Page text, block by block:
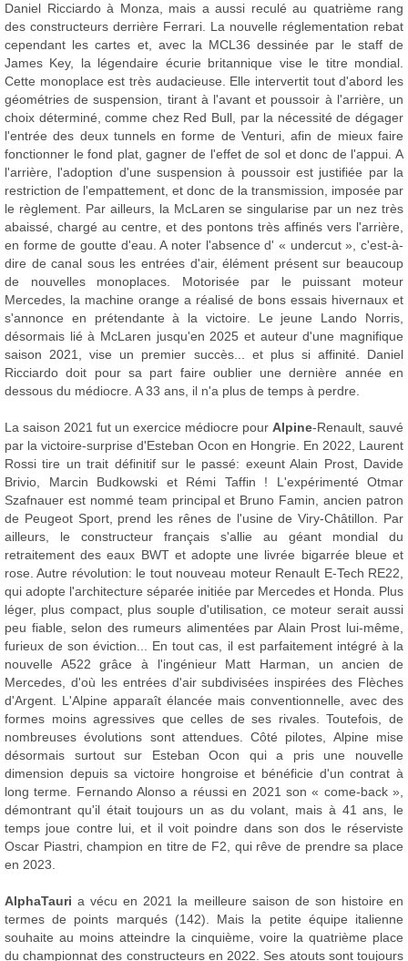
Daniel Ricciardo à Monza, mais a aussi reculé au quatrième rang
des constructeurs derrière Ferrari. La nouvelle réglementation rebat
cependant les cartes et, avec la MCL36 dessinée par le staff de
James Key, la légendaire écurie britannique vise le titre mondial.
Cette monoplace est très audacieuse. Elle intervertit tout d'abord les
géométries de suspension, tirant à l'avant et poussoir à l'arrière, un
choix déterminé, comme chez Red Bull, par la nécessité de dégager
l'entrée des deux tunnels en forme de Venturi, afin de mieux faire
fonctionner le fond plat, gagner de l'effet de sol et donc de l'appui. A
l'arrière, l'adoption d'une suspension à poussoir est justifiée par la
restriction de l'empattement, et donc de la transmission, imposée par
le règlement. Par ailleurs, la McLaren se singularise par un nez très
abaissé, chargé au centre, et des pontons très affinés vers l'arrière,
en forme de goutte d'eau. A noter l'absence d' « undercut », c'est-à-
dire de canal sous les entrées d'air, élément présent sur beaucoup
de nouvelles monoplaces. Motorisée par le puissant moteur
Mercedes, la machine orange a réalisé de bons essais hivernaux et
s'annonce en prétendante à la victoire. Le jeune Lando Norris,
désormais lié à McLaren jusqu'en 2025 et auteur d'une magnifique
saison 2021, vise un premier succès... et plus si affinité. Daniel
Ricciardo doit pour sa part faire oublier une dernière année en
dessous du médiocre. A 33 ans, il n'a plus de temps à perdre.
La saison 2021 fut un exercice médiocre pour Alpine-Renault, sauvé
par la victoire-surprise d'Esteban Ocon en Hongrie. En 2022, Laurent
Rossi tire un trait définitif sur le passé: exeunt Alain Prost, Davide
Brivio, Marcin Budkowski et Rémi Taffin ! L'expérimenté Otmar
Szafnauer est nommé team principal et Bruno Famin, ancien patron
de Peugeot Sport, prend les rênes de l'usine de Viry-Châtillon. Par
ailleurs, le constructeur français s'allie au géant mondial du
retraitement des eaux BWT et adopte une livrée bigarrée bleue et
rose. Autre révolution: le tout nouveau moteur Renault E-Tech RE22,
qui adopte l'architecture séparée initiée par Mercedes et Honda. Plus
léger, plus compact, plus souple d'utilisation, ce moteur serait aussi
peu fiable, selon des rumeurs alimentées par Alain Prost lui-même,
furieux de son éviction... En tout cas, il est parfaitement intégré à la
nouvelle A522 grâce à l'ingénieur Matt Harman, un ancien de
Mercedes, d'où les entrées d'air subdivisées inspirées des Flèches
d'Argent. L'Alpine apparaît élancée mais conventionnelle, avec des
formes moins agressives que celles de ses rivales. Toutefois, de
nombreuses évolutions sont attendues. Côté pilotes, Alpine mise
désormais surtout sur Esteban Ocon qui a pris une nouvelle
dimension depuis sa victoire hongroise et bénéficie d'un contrat à
long terme. Fernando Alonso a réussi en 2021 son « come-back »,
démontrant qu'il était toujours un as du volant, mais à 41 ans, le
temps joue contre lui, et il voit poindre dans son dos le réserviste
Oscar Piastri, champion en titre de F2, qui rêve de prendre sa place
en 2023.
AlphaTauri a vécu en 2021 la meilleure saison de son histoire en
termes de points marqués (142). Mais la petite équipe italienne
souhaite au moins atteindre la cinquième, voire la quatrième place
du championnat des constructeurs en 2022. Ses atouts sont toujours